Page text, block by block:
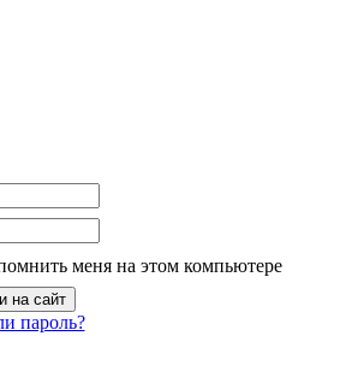
меня на этом компьютере
пароль?